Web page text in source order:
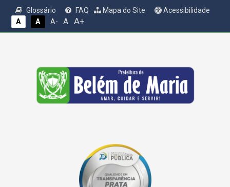
Glossário FAQ Mapa do Site
Acessibilidade
A
A A- A A+